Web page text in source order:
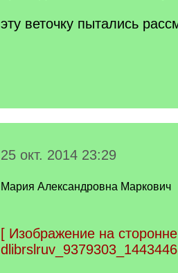
эту веточку пытались
25 окт. 2014 23:29
Мария Александровна Маркович
[ Изображение на